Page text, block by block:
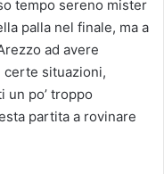
tempo sereno mister
palla nel finale, ma a
ad avere
certe situazioni,
un po’ troppo
partita a rovinare